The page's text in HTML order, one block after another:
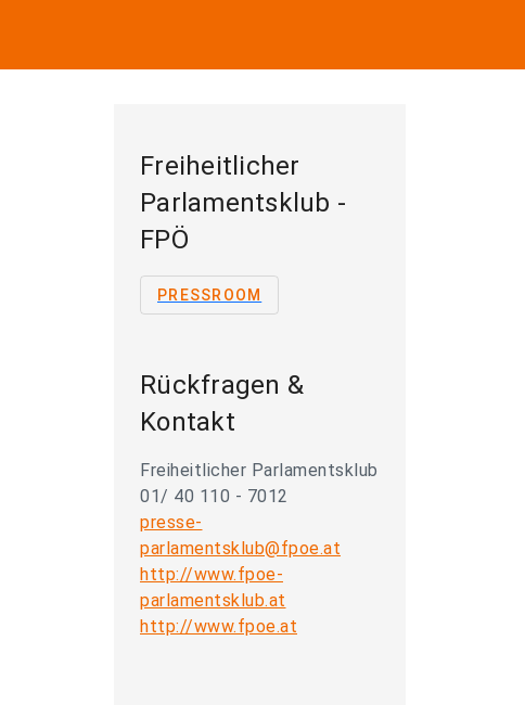
Freiheitlicher
Parlamentsklub -
FPÖ
PRESSROOM
Rückfragen &
Kontakt
Freiheitlicher Parlamentsklub
01/ 40 110 - 7012
presse-
parlamentsklub@fpoe.at
http://www.fpoe-
parlamentsklub.at
http://www.fpoe.at